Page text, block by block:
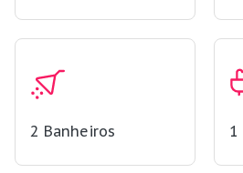
2 Banheiros 1